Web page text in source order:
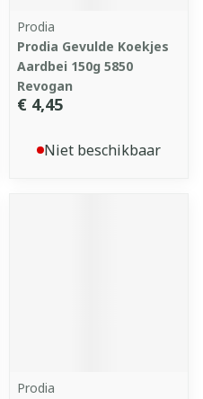
Prodia
Prodia Gevulde Koekjes
Aardbei 150g 5850
Revogan
€ 4,45
Niet beschikbaar
Prodia